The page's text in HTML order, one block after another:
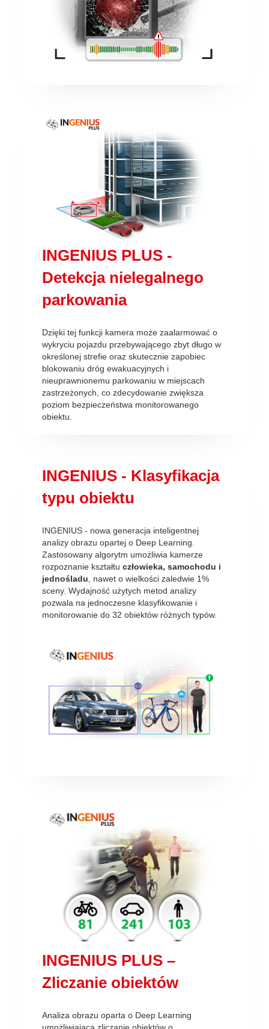
INGENIUS PLUS -
Detekcja nielegalnego
parkowania
Dzięki tej funkcji kamera może zaalarmować o
wykryciu pojazdu przebywającego zbyt długo w
określonej strefie oraz skutecznie zapobiec
blokowaniu dróg ewakuacyjnych i
nieuprawnionemu parkowaniu w miejscach
zastrzeżonych, co zdecydowanie zwiększa
poziom bezpieczeństwa monitorowanego
obiektu.
INGENIUS - Klasyfikacja
typu obiektu
INGENIUS - nowa generacja inteligentnej
analizy obrazu opartej o Deep Learning.
Zastosowany algorytm umożliwia kamerze
rozpoznanie kształtu człowieka, samochodu i
jednośladu , nawet o wielkości zaledwie 1%
sceny. Wydajność użytych metod analizy
pozwala na jednoczesne klasyfikowanie i
monitorowanie do 32 obiektów różnych typów.
INGENIUS PLUS –
Zliczanie obiektów
Analiza obrazu oparta o Deep Learning